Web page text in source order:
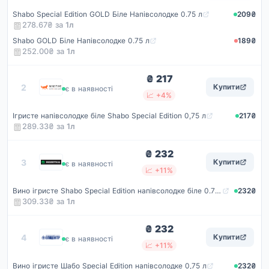
Shabo Special Edition GOLD Біле Напівсолодке 0.75 л
209₴
278.67₴ за 1л
Shabo GOLD Біле Напівсолодке 0.75 л
189₴
252.00₴ за 1л
2 Winetime
є в наявності
₴ 217
📈 +4%
Купити
Ігристе напівсолодке біле Shabo Special Edition 0,75 л
217₴
289.33₴ за 1л
3 Rozetka
є в наявності
₴ 232
📈 +11%
Купити
Вино ігристе Shabo Special Edition напівсолодке біле 0.75 л 10.5-13.5% (4820070402742)
232₴
309.33₴ за 1л
4 Епіцентр
є в наявності
₴ 232
📈 +11%
Купити
Вино ігристе Шабо Special Edition напівсолодке 0,75 л 232₴